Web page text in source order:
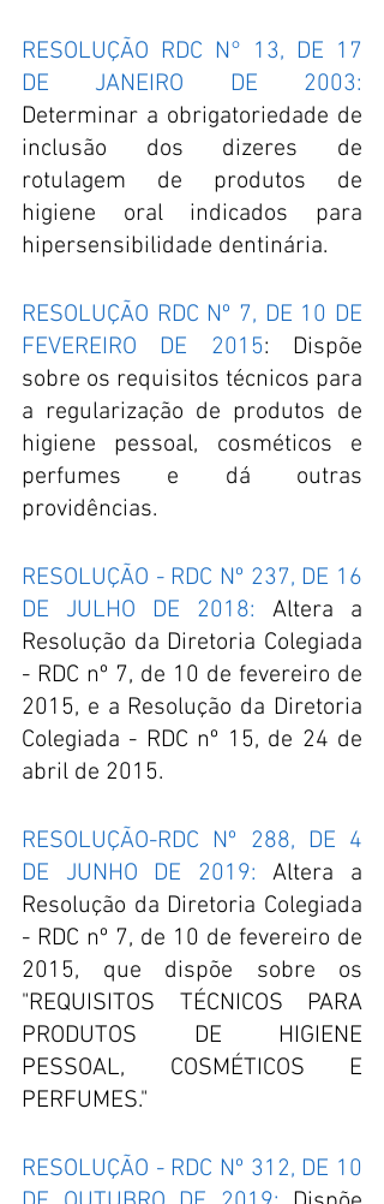
RESOLUÇÃO RDC N° 13, DE 17
DE JANEIRO DE 2003:
Determinar a obrigatoriedade de
inclusão dos dizeres de
rotulagem de produtos de
higiene oral indicados para
hipersensibilidade dentinária.
RESOLUÇÃO RDC Nº 7, DE 10 DE
FEVEREIRO DE 2015: Dispõe
sobre os requisitos técnicos para
a regularização de produtos de
higiene pessoal, cosméticos e
perfumes e dá outras
providências.
RESOLUÇÃO - RDC Nº 237, DE 16
DE JULHO DE 2018: Altera a
Resolução da Diretoria Colegiada
- RDC nº 7, de 10 de fevereiro de
2015, e a Resolução da Diretoria
Colegiada - RDC nº 15, de 24 de
abril de 2015.
RESOLUÇÃO-RDC Nº 288, DE 4
DE JUNHO DE 2019: Altera a
Resolução da Diretoria Colegiada
- RDC nº 7, de 10 de fevereiro de
2015, que dispõe sobre os
"REQUISITOS TÉCNICOS PARA
PRODUTOS DE HIGIENE
PESSOAL, COSMÉTICOS E
PERFUMES."
RESOLUÇÃO - RDC Nº 312, DE 10